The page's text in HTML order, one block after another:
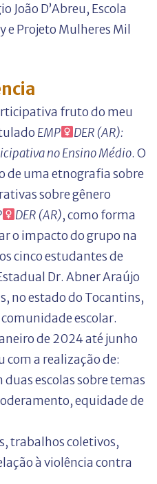
João D’Abreu, Escola
e Projeto Mulheres Mil
fruto do meu
EMP
DER (AR):
no Ensino Médio. O
de uma etnografia sobre
sobre gênero
DER (AR), como forma
o impacto do grupo na
cinco estudantes de
Dr. Abner Araújo
no estado do Tocantins,
escolar.
de 2024 até junho
com a realização de:
duas escolas sobre temas
equidade de
trabalhos coletivos,
à violência contra